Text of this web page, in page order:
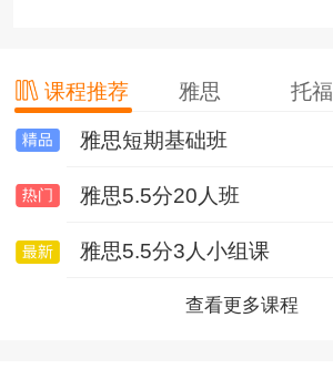
课程推荐 雅思 托福
雅思短期基础班
雅思5.5分20人班
雅思5.5分3人小组课
查看更多课程
托福基础班
托福基础班（套班）
0起点冲30分VIP6人班
查看更多课程
环球国际游学简介
查看更多课程